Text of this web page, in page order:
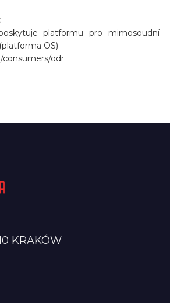
platformu pro mimosoudní
OS)
consumers/odr
KRAKÓW